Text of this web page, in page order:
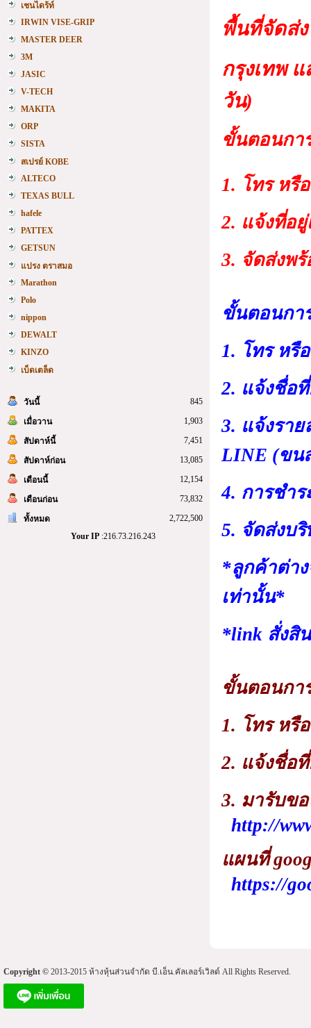
เชนไดร้ท์
IRWIN VISE-GRIP
MASTER DEER
3M
JASIC
V-TECH
MAKITA
ORP
SISTA
สเปรย์ KOBE
ALTECO
TEXAS BULL
hafele
PATTEX
GETSUN
แปรง ตราสมอ
Marathon
Polo
nippon
DEWALT
KINZO
เบ็ดเตล็ด
วันนี้ 845
เมื่อวาน 1,903
สัปดาห์นี้ 7,451
สัปดาห์ก่อน 13,085
เดือนนี้ 12,154
เดือนก่อน 73,832
ทั้งหมด
2,722,500
Your IP :216.73.216.243
พื้นที่จัดส่ง
กรุงเทพ
วัน)
ขั้นตอนกา
1. โทร หรื
2. แจ้งที่อ
3. จัดส่งพ
ขั้นตอนกา
1. โทร หรื
2. แจ้งชื่อ
3. แจ้งรา
LINE (ขน
4. การชำร
5. จัดส่งบ
*ลูกค้าต่าง
เท่านั้น*
*link สั่งสิน
ขั้นตอนกา
1. โทร หรื
2. แจ้งชื่อ
3. มารับข
http://
แผนที่
https://
Copyright © 2013-2015 ห้างหุ้นส่วนจำกัด บี.เอ็น.คัลเลอร์เวิลด์ All Rights Reserved.